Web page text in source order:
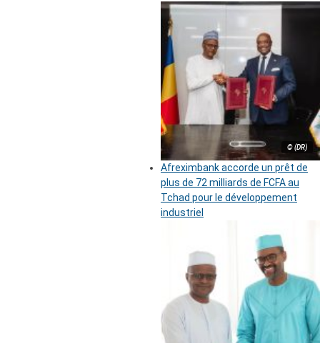
© (DR)
Afreximbank accorde un prêt de
plus de 72 milliards de FCFA au
Tchad pour le développement
industriel